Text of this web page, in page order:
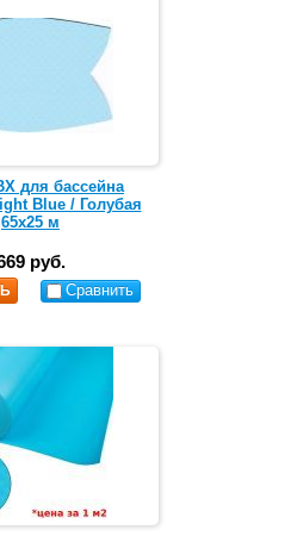
для бассейна
Blue / Голубая
м
руб.
Сравнить